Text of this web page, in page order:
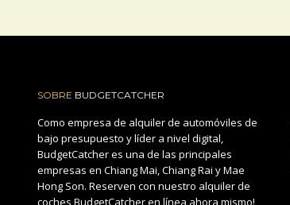
SOBRE BUDGETCATCHER
Como empresa de alquiler de automóviles de
bajo presupuesto y líder a nivel digital,
BudgetCatcher es una de las principales
empresas en Chiang Mai, Chiang Rai y Mae
Hong Son. Reserven con nuestro alquiler de
coches BudgetCatcher en línea ahora mismo!